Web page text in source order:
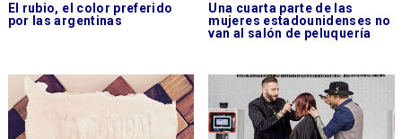
El rubio, el color preferido
por las argentinas
Una cuarta parte de las
mujeres estadounidenses no
van al salón de peluquería